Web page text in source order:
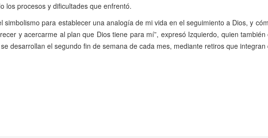
los procesos y dificultades que enfrentó.
simbolismo para establecer una analogía de mi vida en el seguimiento a Dios, y
y acercarme al plan que Dios tiene para mí”, expresó Izquierdo, quien
desarrollan el segundo fin de semana de cada mes, mediante retiros que